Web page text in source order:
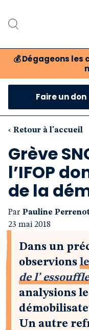
💰 Dégageons les
Faire un don
‹ Retour à l'accueil
Grève
l’IFOP
de la
Par Pauline
23 mai 2018
Dans un
observions
de l’
analysions
Un autre